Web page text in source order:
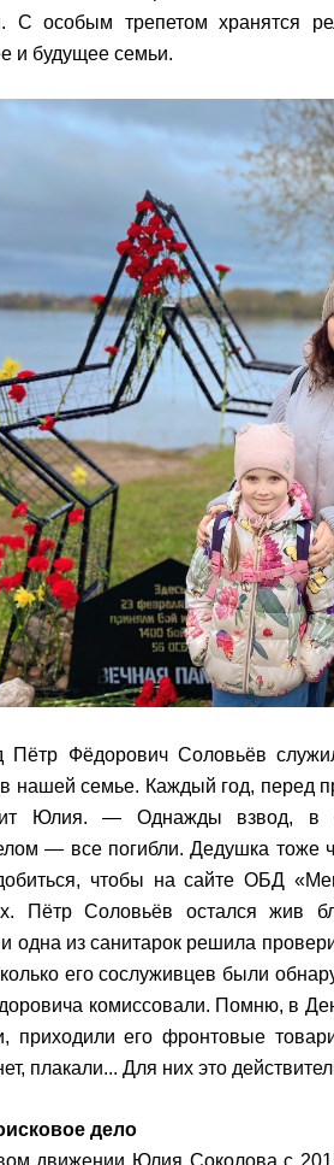
С особым трепетом хранятся
и будущее семьи.
Пётр Фёдорович Соловьёв
нашей семье. Каждый год, перед
Юлия. — Однажды взвод, в
— все погибли. Дедушка тоже
чтобы на сайте ОБД
Пётр Соловьёв остался жив
и одна из санитарок решила
его сослуживцев были
комиссовали. Помню, в
приходили его фронтовые
плакали... Для них это
дело